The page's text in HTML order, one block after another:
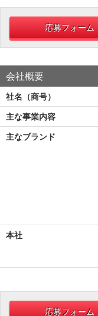
応募フォーム
会社概要
社名（商号）
主な事業内容
主なブランド
本社
応募フォーム